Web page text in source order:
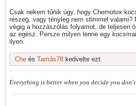
Csak nekem tűnik úgy, hogy Chemotox
részeg, vagy tényleg nem stimmel valami?
végig a hozzászólás folyamot, de teljesen
az egész. Persze milyen lenne egy
ilyen.
Che és Tamás78 kedvelte ezt.
Everything is better when you decide you don't